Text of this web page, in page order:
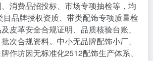
消费品招投标、市场专项抽检等，均
目品牌授权资质、带类配饰专项质量检
皮革安全合规证明、品质核验台账、
次合规资料。中小无品牌配饰小厂、
作坊因无标准化2512配饰生产体系、